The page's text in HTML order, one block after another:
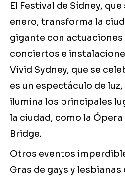
El Festival de Sídney,
enero, transforma la
gigante con
conciertos e
Vivid Sydney, que se
es un espectáculo de
ilumina los principales
la ciudad, como la
Bridge.
Otros eventos
Gras de gays y lesbianas